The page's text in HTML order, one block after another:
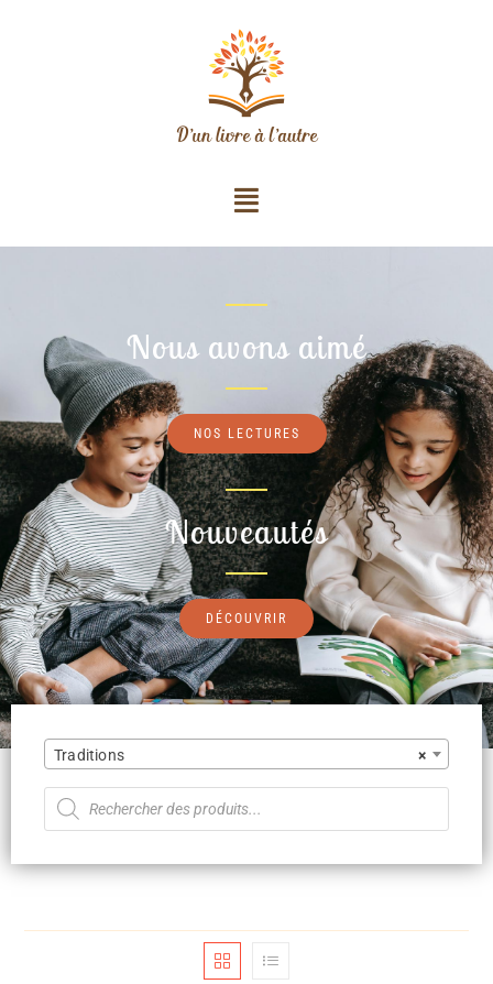
Nous avons aimé
NOS LECTURES
Nouveautés
DÉCOUVRIR
×
Traditions